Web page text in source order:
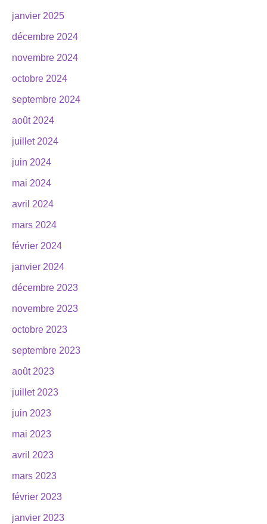
janvier 2025
décembre 2024
novembre 2024
octobre 2024
septembre 2024
août 2024
juillet 2024
juin 2024
mai 2024
avril 2024
mars 2024
février 2024
janvier 2024
décembre 2023
novembre 2023
octobre 2023
septembre 2023
août 2023
juillet 2023
juin 2023
mai 2023
avril 2023
mars 2023
février 2023
janvier 2023